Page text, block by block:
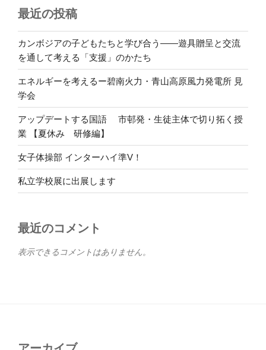
最近の投稿
カンボジアの子どもたちと学び合う――遊具贈呈と交流
を通して考える「支援」のかたち
エネルギーを考えるー碧南火力・青山高原風力発電所 見
学会
アップデートする国語 市邨発・生徒主体で切り拓く授
業 【夏休み 研修編】
女子体操部 インターハイ準V！
私立学校展に出展します
最近のコメント
表示できるコメントはありません。